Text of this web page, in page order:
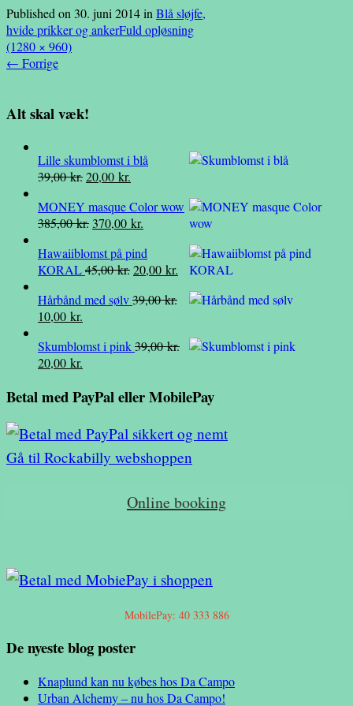
Published on 30. juni 2014in Blå sløjfe,
hvide prikker og ankerFuld opløsning
(1280 × 960)
← Forrige
Alt skal væk!
Lille skumblomst i blå
39,00kr.Den
pris
var:
20,00 kr.
pris
er:
MONEY masque Color wow
385,00kr. Den
pris
var:
370,00 kr.
pris
er:
370,00 kr..
Hawaiiblomst på pind
KORAL45,00kr.Den
pris
20,00 kr. Den
pris
20,00 kr..
Hårbånd med sølv39,00kr.
Den
pris
var:
10,00 kr.
pris
er:
Skumblomst i pink39,00kr.
Den
pris
39,00 kr..
20,00 kr.
pris
20,00 kr..
Betal med PayPal eller MobilePay
Gå til Rockabilly webshoppen
Online booking
MobilePay: 40 333 886
De nyeste blog poster
Knaplund kan nu købes hos Da Campo
Urban Alchemy – nu hos Da Campo!